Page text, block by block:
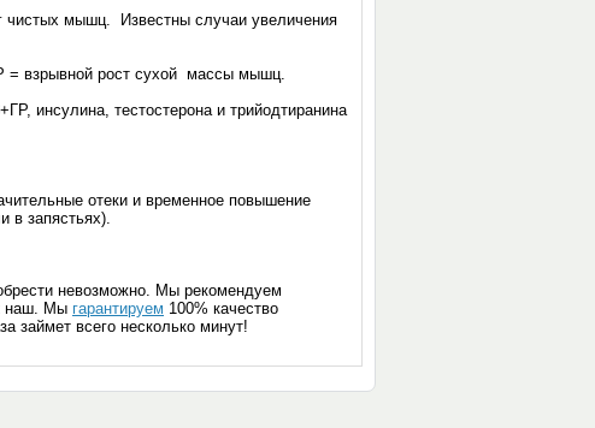
чистых мышц. Известны случаи увеличения
= взрывной рост сухой массы мышц.
инсулина, тестостерона и трийодтиранина
отеки и временное повышение
в запястьях).
невозможно. Мы рекомендуем
наш. Мы гарантируем 100% качество
займет всего несколько минут!